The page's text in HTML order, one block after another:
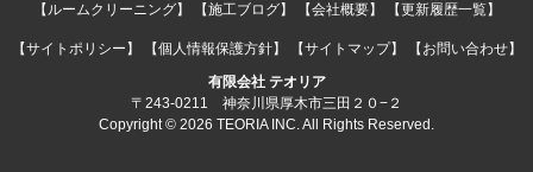
【ルームクリーニング】 【施工ブログ】 【会社概要】 【更新履歴一覧】
【サイトポリシー】 【個人情報保護方針】 【サイトマップ】
【お問い合わせ】
有限会社 テオリア
〒243-0211 神奈川県厚木市三田２０−２
Copyright © 2026 TEORIA INC. All Rights Reserved.